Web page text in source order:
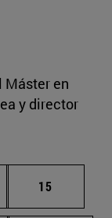
Máster en
y director
intermedias
Página
15